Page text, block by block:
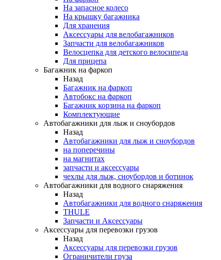
На запасное колесо
На крышку багажника
Для хранения
Аксессуары для велобагажников
Запчасти для велобагажников
Велосцепка для детского велосипеда
Для прицепа
Багажник на фаркоп
Назад
Багажник на фаркоп
Автобокс на фаркоп
Багажник корзина на фаркоп
Комплектующие
Автобагажники для лыж и сноубордов
Назад
Автобагажники для лыж и сноубордов
на поперечины
на магнитах
запчасти и аксессуары
чехлы для лыж, сноубордов и ботинок
Автобагажники для водного снаряжения
Назад
Автобагажники для водного снаряжения
THULE
Запчасти и Аксессуары
Аксессуары для перевозки грузов
Назад
Аксессуары для перевозки грузов
Ограничители груза